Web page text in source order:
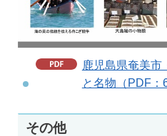
鹿児島県奄美市
と名物（PDF：
その他